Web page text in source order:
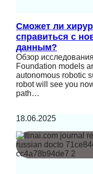
Сможет ли
справиться с
данным?
Обзор
Foundation models
autonomous robotic
robot will see you
path…
18.06.2025